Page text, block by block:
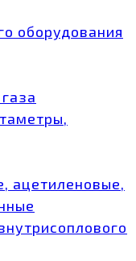
оборудования
ацетиленовые,